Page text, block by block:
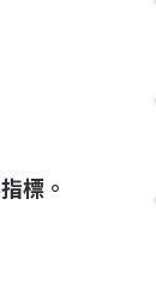
標。